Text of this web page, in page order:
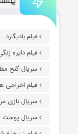
فیلم بادیگارد
فیلم دایره
سریال گنج
فیلم اخراجی ها
سریال بازی
سریال پوست